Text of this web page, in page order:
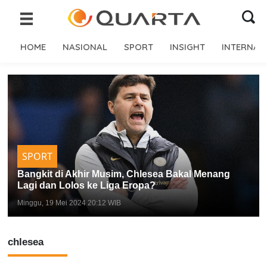
HOME NASIONAL SPORT INSIGHT
SPORT
Bangkit di Akhir Musim, Chlesea Bakal Menang
Lagi dan Lolos ke Liga Eropa?
Minggu, 19 Mei 2024 20:12 WIB
chlesea